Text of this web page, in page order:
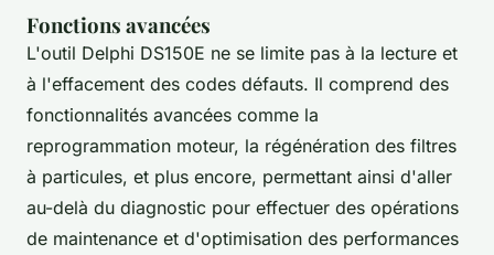
Fonctions avancées
L'outil Delphi DS150E ne se limite pas à la lecture et
à l'effacement des codes défauts. Il comprend des
fonctionnalités avancées comme la
reprogrammation moteur, la régénération des filtres
à particules, et plus encore, permettant ainsi d'aller
au-delà du diagnostic pour effectuer des opérations
de maintenance et d'optimisation des performances